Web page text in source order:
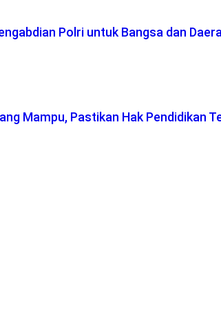
Polri untuk Bangsa dan
Mampu, Pastikan Hak Pendidikan